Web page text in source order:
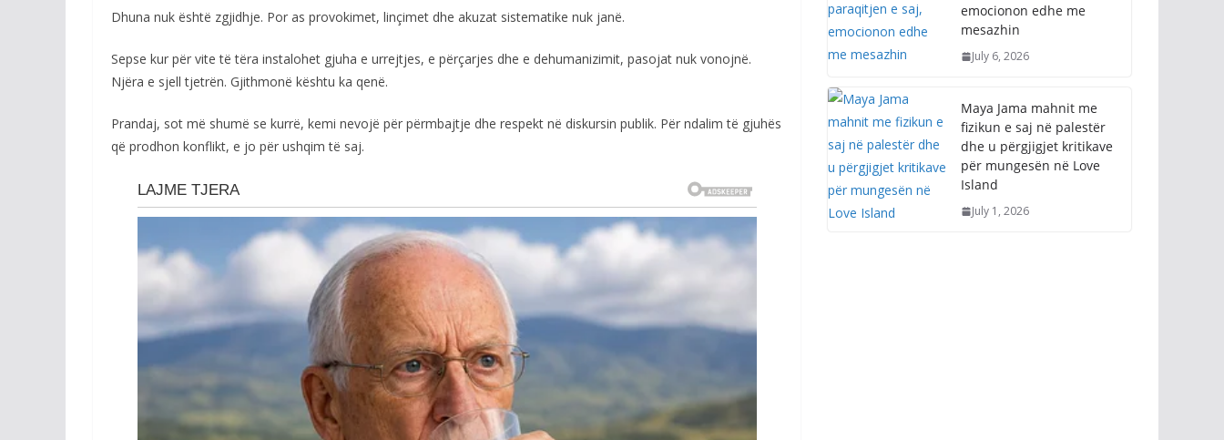
Dhuna nuk është zgjidhje. Por as provokimet, linçimet dhe akuzat sistematike nuk janë.
Sepse kur për vite të tëra instalohet gjuha e urrejtjes, e përçarjes dhe e dehumanizimit, pasojat nuk vonojnë.
Njëra e sjell tjetrën. Gjithmonë kështu ka qenë.
Prandaj, sot më shumë se kurrë, kemi nevojë për përmbajtje dhe respekt në diskursin publik. Për ndalim të gjuhës
që prodhon konflikt, e jo për ushqim të saj.
emocionon edhe me
mesazhin
July 6, 2026
Maya Jama mahnit me
fizikun e saj në palestër
dhe u përgjigjet kritikave
për mungesën në Love
Island
July 1, 2026